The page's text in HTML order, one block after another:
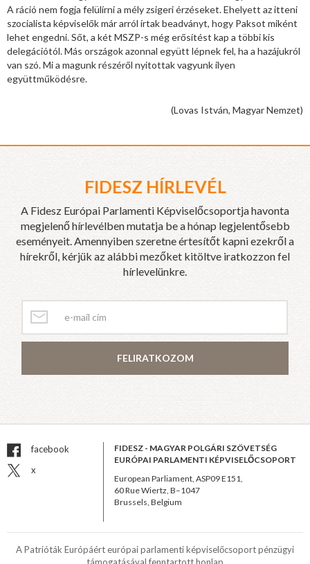
A ráció nem fogja felülírni a mély zsigeri érzéseket. Ehelyett az itteni
szocialista képviselők már arról írtak beadványt, hogy Paksot miként
lehet engedni. Sőt, a két MSZP-s még erősítést kap a többi kis
delegációtól. Más országok azonnal együtt lépnek fel, ha a hazájukról
van szó. Mi a magunk részéről nyitottak vagyunk ilyen
együttműködésre.
(Lovas István, Magyar Nemzet)
FIDESZ HÍRLEVÉL
A Fidesz Európai Parlamenti Képviselőcsoportja havonta
megjelenő hírlevélben mutatja be a hónap legjelentősebb
eseményeit. Amennyiben szeretne értesítőt kapni ezekről a
hírekről, kérjük az alábbi mezőket kitöltve iratkozzon fel
hírlevelünkre.
FELIRATKOZOM
facebook
x
FIDESZ - MAGYAR POLGÁRI SZÖVETSÉG
EURÓPAI PARLAMENTI KÉPVISELŐCSOPORT
European Parliament, ASP09 E151,
60 Rue Wiertz, B–1047
Brussels, Belgium
A Patrióták Európáért európai parlamenti képviselőcsoport pénzügyi